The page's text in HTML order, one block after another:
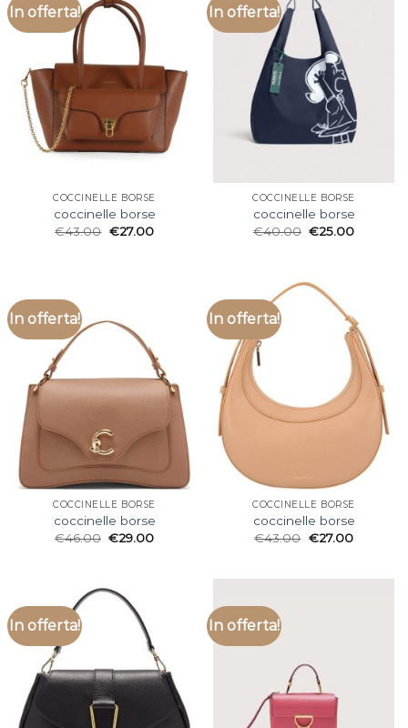
In offerta!
COCCINELLE BORSE
coccinelle borse
€43.00 €27.00
In offerta!
COCCINELLE BORSE
coccinelle borse
€40.00 €25.00
In offerta!
COCCINELLE BORSE
coccinelle borse
€46.00 €29.00
In offerta!
COCCINELLE BORSE
coccinelle borse
€43.00 €27.00
In offerta! In offerta!